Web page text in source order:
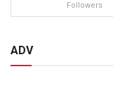
Followers
ADV